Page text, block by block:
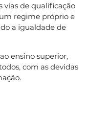
vias de qualificação
regime próprio e
a igualdade de
ensino superior,
com as devidas